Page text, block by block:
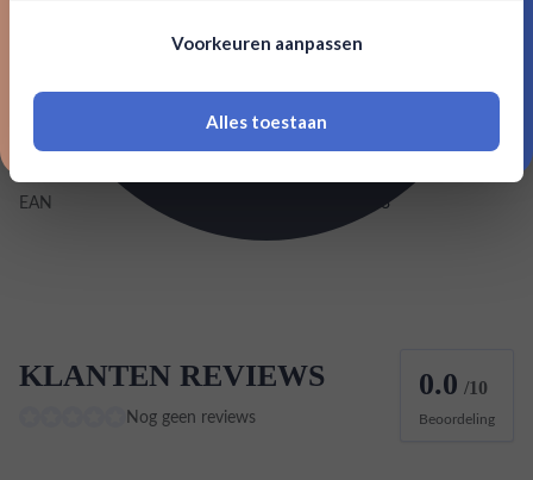
18 jaar of ouder zijn
Inhoud 0,5L
Land van herkomst Duitsland
EAN 4260167660073
KLANTEN REVIEWS
Nog geen reviews
0.0 /10
Beoordeling
Voorkeuren aanpassen
Alles toestaan